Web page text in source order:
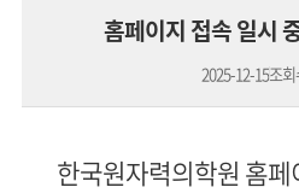
홈페이지 접속 일시
2025-12-15조
한국원자력의학원 홈